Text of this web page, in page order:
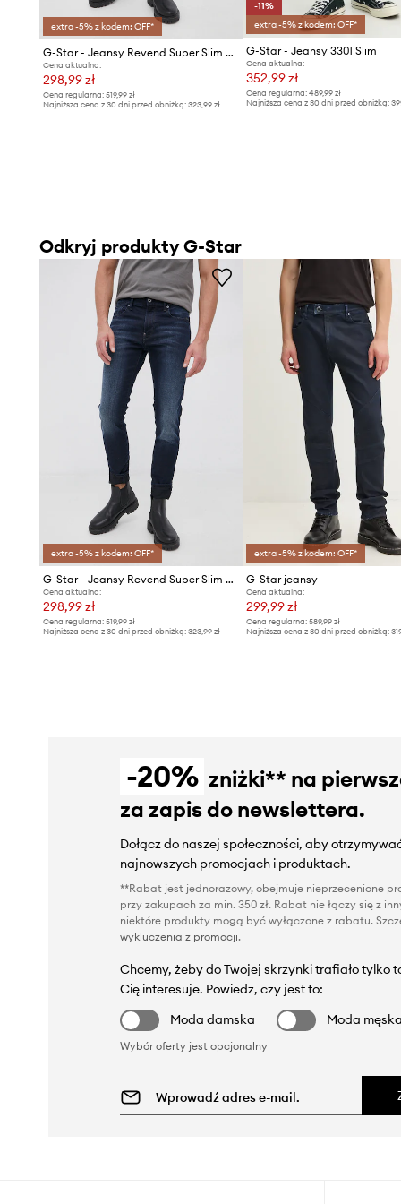
extra -5% z kodem: OFF*
G-Star - Jeansy Revend Super Slim 51010.6590
Cena aktualna:
298,99 zł
Cena regularna: 519,99 zł
Najniższa cena z 30 dni przed obniżką: 323,99 zł
-11%
extra -5% z kodem: OFF*
G-Star - Jeansy 3301 Slim
Cena aktualna:
352,99 zł
Cena regularna:489,99 zł
Najniższa cena z 30 dni przed obniżką:
Odkryj produkty G-Star
extra -5% z kodem: OFF*
G-Star - Jeansy Revend Super Slim 51010.6590
Cena aktualna:
298,99 zł
Cena regularna: 519,99 zł
Najniższa cena z 30 dni przed obniżką: 323,99 zł
extra -5% z kodem: OFF*
G-Star jeansy
Cena aktualna:
299,99 zł
Cena regularna:589,99 zł
Najniższa cena z 30 dni przed obniżką:
-20% zniżki** na
za zapis do newslettera.
Dołącz do naszej społeczności, aby
najnowszych promocjach i produktach.
**Rabat jest jednorazowy, obejmuje nieprzecenione
przy zakupach za min. 350 zł. Rabat nie łączy się z
niektóre produkty mogą być wyłączone z rabatu.
wykluczenia z promocji.
Chcemy, żeby do Twojej skrzynki trafiało tylko
Cię interesuje. Powiedz, czy jest to:
Moda damska
Moda męska
Wybór oferty jest opcjonalny